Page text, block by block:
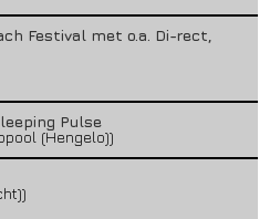
Festival met o.a. Di-rect,
Pulse
(Hengelo))